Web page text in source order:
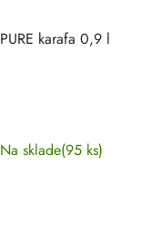
PURE karafa 0,9 l
Na sklade(95 ks)